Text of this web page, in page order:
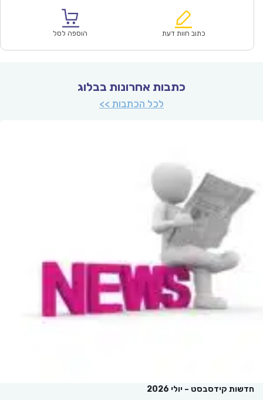
₪93.00.
הוא:
כתוב חוות דעת הוספה לסל
כתבות אחרונות בבלוג
לכל הכתבות >>
חדשות קידסבסט – יולי 2026